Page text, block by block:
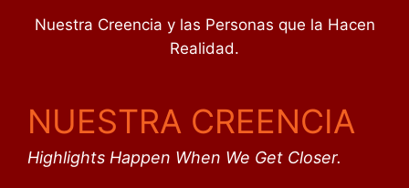
Nuestra Creencia y las Personas que la Hacen
Realidad.
NUESTRA CREENCIA
Highlights Happen When We Get Closer.